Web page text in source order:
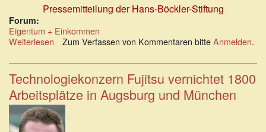
Pressemitteilung der Hans-Böckler-Stiftung
Forum:
Eigentum + Einkommen
Weiterlesen über
in
Deutschland:
Verfestigung
an
den
Rändern
Zum Verfassen von Kommentaren bitteAnmelden.
Technologiekonzern Fujitsu vernichtet 1800
Arbeitsplätze in Augsburg und München